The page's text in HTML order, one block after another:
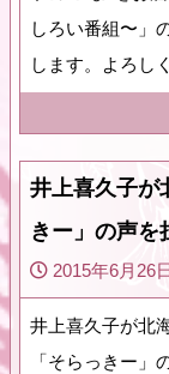
しろい番組〜」
します。よろし
井上喜久子が
きー」の声を
2015年6月26
井上喜久子が北
「そらっきー」